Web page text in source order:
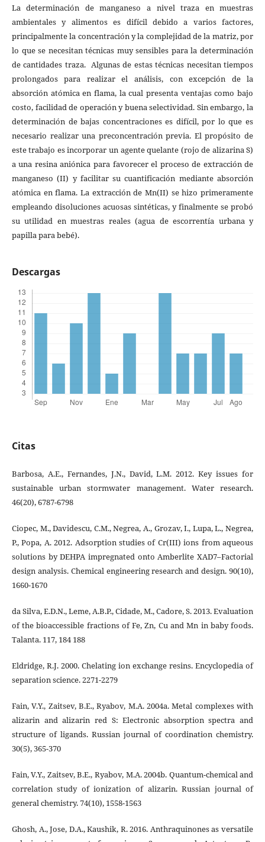
La determinación de manganeso a nivel traza en muestras
ambientales y alimentos es difícil debido a varios factores,
principalmente la concentración y la complejidad de la matriz, por
lo que se necesitan técnicas muy sensibles para la determinación
de cantidades traza. Algunas de estas técnicas necesitan tiempos
prolongados para realizar el análisis, con excepción de la
absorción atómica en flama, la cual presenta ventajas como bajo
costo, facilidad de operación y buena selectividad. Sin embargo, la
determinación de bajas concentraciones es difícil, por lo que es
necesario realizar una preconcentración previa. El propósito de
este trabajo es incorporar un agente quelante (rojo de alizarina S)
a una resina aniónica para favorecer el proceso de extracción de
manganeso (II) y facilitar su cuantificación mediante absorción
atómica en flama. La extracción de Mn(II) se hizo primeramente
empleando disoluciones acuosas sintéticas, y finalmente se probó
su utilidad en muestras reales (agua de escorrentía urbana y
papilla para bebé).
Descargas
Citas
Barbosa, A.E., Fernandes, J.N., David, L.M. 2012. Key issues for
sustainable urban stormwater management. Water research.
46(20), 6787-6798
Ciopec, M., Davidescu, C.M., Negrea, A., Grozav, I., Lupa, L., Negrea,
P., Popa, A. 2012. Adsorption studies of Cr(III) ions from aqueous
solutions by DEHPA impregnated onto Amberlite XAD7–Factorial
design analysis. Chemical engineering research and design. 90(10),
1660-1670
da Silva, E.D.N., Leme, A.B.P., Cidade, M., Cadore, S. 2013. Evaluation
of the bioaccessible fractions of Fe, Zn, Cu and Mn in baby foods.
Talanta. 117, 184 188
Eldridge, R.J. 2000. Chelating ion exchange resins. Encyclopedia of
separation science. 2271-2279
Fain, V.Y., Zaitsev, B.E., Ryabov, M.A. 2004a. Metal complexes with
alizarin and alizarin red S: Electronic absorption spectra and
structure of ligands. Russian journal of coordination chemistry.
30(5), 365-370
Fain, V.Y., Zaitsev, B.E., Ryabov, M.A. 2004b. Quantum-chemical and
correlation study of ionization of alizarin. Russian journal of
general chemistry. 74(10), 1558-1563
Ghosh, A., Jose, D.A., Kaushik, R. 2016. Anthraquinones as versatile